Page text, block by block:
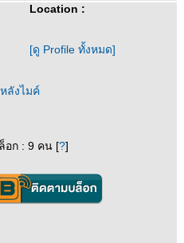
Location :
[ดู Profile ทั้งหมด]
ลังไมค์
อก : 9 คน [?]